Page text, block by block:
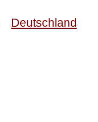
Deutschland